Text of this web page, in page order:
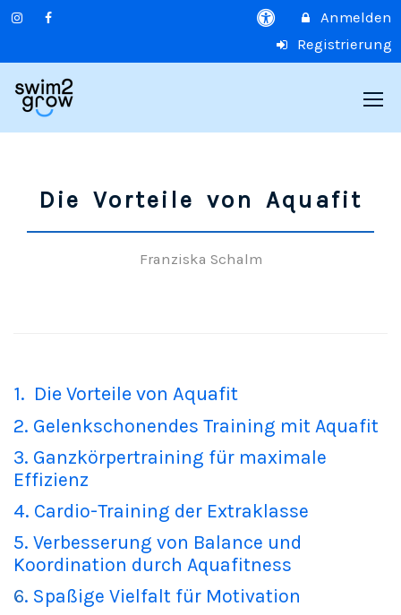
Anmelden
Registrierung
Die Vorteile von Aquafit
Franziska Schalm
1. Die Vorteile von Aquafit
2. Gelenkschonendes Training mit Aquafit
3. Ganzkörpertraining für maximale
Effizienz
4. Cardio-Training der Extraklasse
5. Verbesserung von Balance und
Koordination durch Aquafitness
6. Spaßige Vielfalt für Motivation